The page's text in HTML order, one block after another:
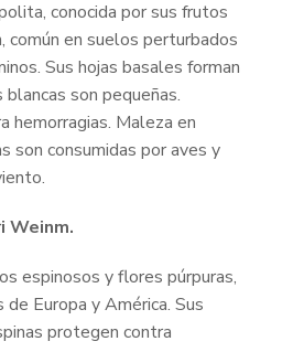
conocida por sus frutos
común en suelos perturbados
Sus hojas basales forman
son pequeñas.
hemorragias. Maleza en
son consumidas por aves y
Weinm.
espinosos y flores púrpuras,
Europa y América. Sus
protegen contra